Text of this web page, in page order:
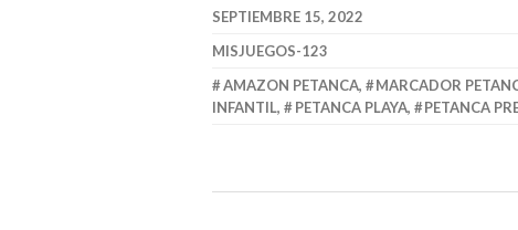
SEPTIEMBRE 15, 2022
MISJUEGOS-123
AMAZON PETANCA, MARCADOR
INFANTIL, PETANCA PLAYA, PETANCA